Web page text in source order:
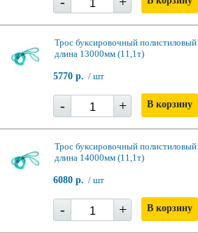
Трос буксировочный
длина 13000мм (11,1т)
5770 р. / шт
- + В корзину
Трос буксировочный
длина 14000мм (11,1т)
6080 р. / шт
- + В корзину